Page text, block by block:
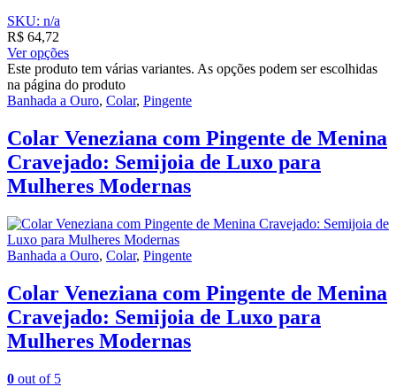
SKU: n/a
R$ 64,72
Ver opções
Este produto tem várias variantes. As opções podem ser escolhidas
na página do produto
Banhada a Ouro, Colar, Pingente
Colar Veneziana com Pingente de Menina
Cravejado: Semijoia de Luxo para
Mulheres Modernas
Banhada a Ouro, Colar, Pingente
Colar Veneziana com Pingente de Menina
Cravejado: Semijoia de Luxo para
Mulheres Modernas
0 out of 5